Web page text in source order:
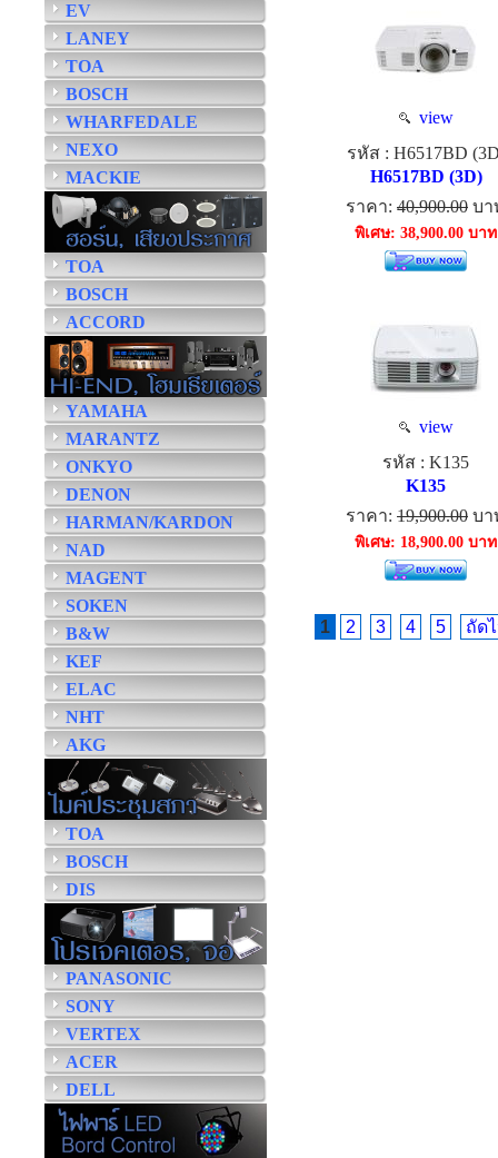
EV
LANEY
TOA
BOSCH
WHARFEDALE
NEXO
MACKIE
TOA
BOSCH
ACCORD
YAMAHA
MARANTZ
ONKYO
DENON
HARMAN/KARDON
NAD
MAGENT
SOKEN
B&W
KEF
ELAC
NHT
AKG
TOA
BOSCH
DIS
PANASONIC
SONY
VERTEX
ACER
DELL
view
รหัส : H6517BD
H6517BD (3D)
ราคา: 40,900.00 บา
พิเศษ: 38,900.00 บาท
view
รหัส : K135
K135
ราคา: 19,900.00 บา
พิเศษ: 18,900.00 บาท
1 2 3 4 5 ถัด